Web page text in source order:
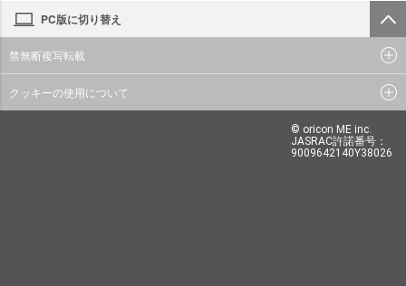
PC版に切り替え
禁無断複写転載
クッキーの使用について
© oricon ME inc.
JASRAC許諾番号：
9009642140Y38026